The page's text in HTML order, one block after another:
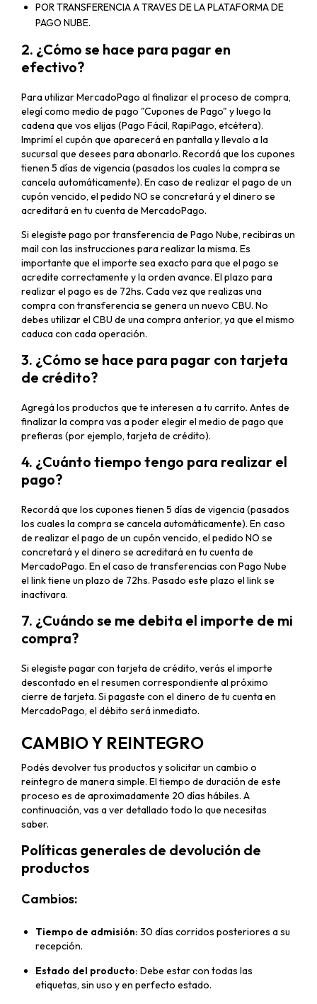
POR TRANSFERENCIA A TRAVES DE LA PLATAFORMA DE
PAGO NUBE.
2. ¿Cómo se hace para pagar en
efectivo?
Para utilizar MercadoPago al finalizar el proceso de compra,
elegí como medio de pago "Cupones de Pago" y luego la
cadena que vos elijas (Pago Fácil, RapiPago, etcétera).
Imprimí el cupón que aparecerá en pantalla y llevalo a la
sucursal que desees para abonarlo. Recordá que los cupones
tienen 5 días de vigencia (pasados los cuales la compra se
cancela automáticamente). En caso de realizar el pago de un
cupón vencido, el pedido NO se concretará y el dinero se
acreditará en tu cuenta de MercadoPago.
Si elegiste pago por transferencia de Pago Nube, recibiras un
mail con las instrucciones para realizar la misma. Es
importante que el importe sea exacto para que el pago se
acredite correctamente y la orden avance. El plazo para
realizar el pago es de 72hs. Cada vez que realizas una
compra con transferencia se genera un nuevo CBU. No
debes utilizar el CBU de una compra anterior, ya que el mismo
caduca con cada operación.
3. ¿Cómo se hace para pagar con tarjeta
de crédito?
Agregá los productos que te interesen a tu carrito. Antes de
finalizar la compra vas a poder elegir el medio de pago que
prefieras (por ejemplo, tarjeta de crédito).
4. ¿Cuánto tiempo tengo para realizar el
pago?
Recordá que los cupones tienen 5 días de vigencia (pasados
los cuales la compra se cancela automáticamente). En caso
de realizar el pago de un cupón vencido, el pedido NO se
concretará y el dinero se acreditará en tu cuenta de
MercadoPago. En el caso de transferencias con Pago Nube
el link tiene un plazo de 72hs. Pasado este plazo el link se
inactivara.
7. ¿Cuándo se me debita el importe de mi
compra?
Si elegiste pagar con tarjeta de crédito, verás el importe
descontado en el resumen correspondiente al próximo
cierre de tarjeta. Si pagaste con el dinero de tu cuenta en
MercadoPago, el débito será inmediato.
CAMBIO Y REINTEGRO
Podés devolver tus productos y solicitar un cambio o
reintegro de manera simple. El tiempo de duración de este
proceso es de aproximadamente 20 días hábiles. A
continuación, vas a ver detallado todo lo que necesitas
saber.
Políticas generales de devolución de
productos
Cambios:
Tiempo de admisión: 30 días corridos posteriores a su
recepción.
Estado del producto: Debe estar con todas las
etiquetas, sin uso y en perfecto estado.